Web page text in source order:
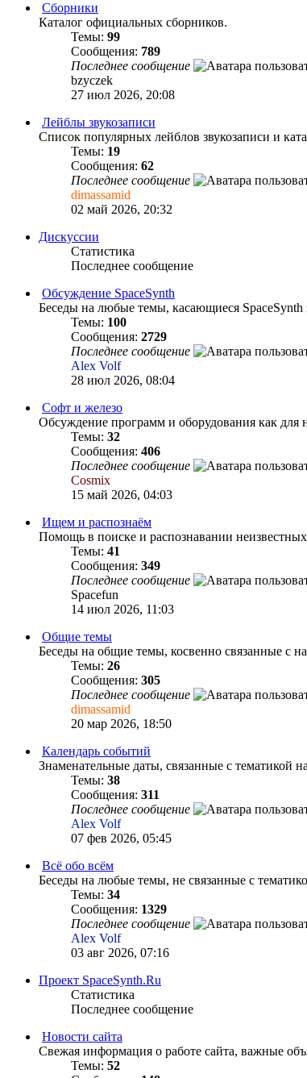
Сборники
Каталог официальных сборников.
Темы: 99
Сообщения: 789
Последнее сообщение
bzyczek
27 июл 2026, 20:08
Лейблы звукозаписи
Список популярных лейблов звукозаписи и
Темы: 19
Сообщения: 62
Последнее сообщение
dimassamid
02 май 2026, 20:32
Дискуссии
Статистика
Последнее сообщение
Обсуждение SpaceSynth
Беседы на любые темы, касающиеся SpaceSynth
Темы: 100
Сообщения: 2729
Последнее сообщение
Alex Volf
28 июл 2026, 08:04
Софт и железо
Обсуждение программ и оборудования как
Темы: 32
Сообщения: 406
Последнее сообщение
Cosmix
15 май 2026, 04:03
Ищем и распознаём
Помощь в поиске и распознавании
Темы: 41
Сообщения: 349
Последнее сообщение
Spacefun
14 июл 2026, 11:03
Общие темы
Беседы на общие темы, косвенно связанные с
Темы: 26
Сообщения: 305
Последнее сообщение
dimassamid
20 мар 2026, 18:50
Календарь событий
Знаменательные даты, связанные с тематикой
Темы: 38
Сообщения: 311
Последнее сообщение
Alex Volf
07 фев 2026, 05:45
Всё обо всём
Беседы на любые темы, не связанные с
Темы: 34
Сообщения: 1329
Последнее сообщение
Alex Volf
03 авг 2026, 07:16
Проект SpaceSynth.Ru
Статистика
Последнее сообщение
Новости сайта
Свежая информация о работе сайта, важные
Темы: 52